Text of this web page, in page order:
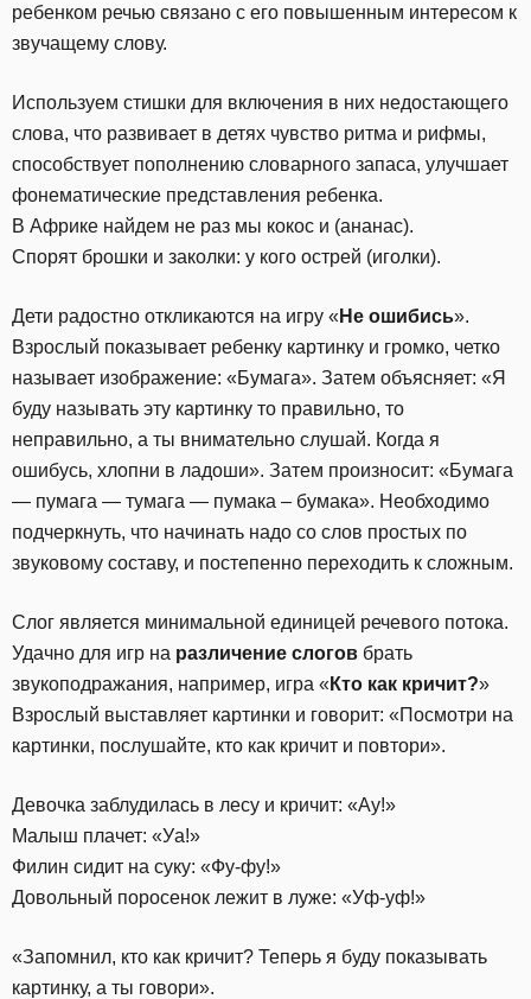
ребенком речью связано с его повышенным интересом к
звучащему слову.
Используем стишки для включения в них недостающего
слова, что развивает в детях чувство ритма и рифмы,
способствует пополнению словарного запаса, улучшает
фонематические представления ребенка.
В Африке найдем не раз мы кокос и (ананас).
Спорят брошки и заколки: у кого острей (иголки).
Дети радостно откликаются на игру « Не ошибись».
Взрослый показывает ребенку картинку и громко, четко
называет изображение: «Бумага». Затем объясняет: «Я
буду называть эту картинку то правильно, то
неправильно, а ты внимательно слушай. Когда я
ошибусь, хлопни в ладоши». Затем произносит: «Бумага
— пумага — тумага — пумака – бумака». Необходимо
подчеркнуть, что начинать надо со слов простых по
звуковому составу, и постепенно переходить к сложным.
Слог является минимальной единицей речевого потока.
Удачно для игр на различение слогов брать
звукоподражания, например, игра « Кто как кричит?»
Взрослый выставляет картинки и говорит: «Посмотри на
картинки, послушайте, кто как кричит и повтори».
Девочка заблудилась в лесу и кричит: «Ау!»
Малыш плачет: «Уа!»
Филин сидит на суку: «Фу-фу!»
Довольный поросенок лежит в луже: «Уф-уф!»
«Запомнил, кто как кричит? Теперь я буду показывать
картинку, а ты говори».